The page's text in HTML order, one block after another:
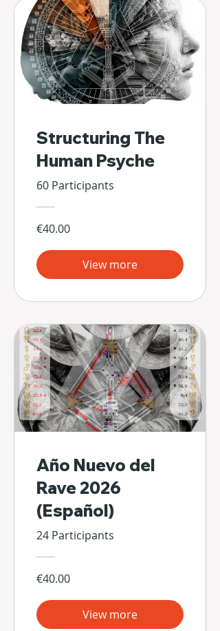
Structuring The
Human Psyche
60 Participants
€40.00
View more
Año Nuevo del
Rave 2026
(Español)
24 Participants
€40.00
View more